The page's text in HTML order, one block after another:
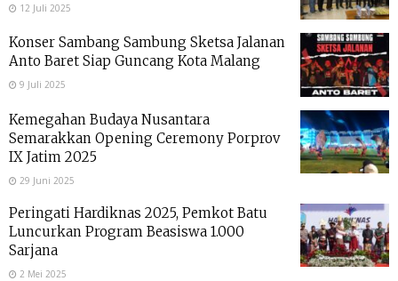
12 Juli 2025
Konser Sambang Sambung Sketsa Jalanan
Anto Baret Siap Guncang Kota Malang
9 Juli 2025
Kemegahan Budaya Nusantara
Semarakkan Opening Ceremony Porprov
IX Jatim 2025
29 Juni 2025
Peringati Hardiknas 2025, Pemkot Batu
Luncurkan Program Beasiswa 1.000
Sarjana
2 Mei 2025